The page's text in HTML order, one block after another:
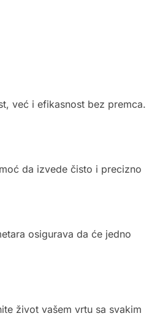
već i efikasnost bez premca.
da izvede čisto i precizno
osigurava da će jedno
život vašem vrtu sa svakim